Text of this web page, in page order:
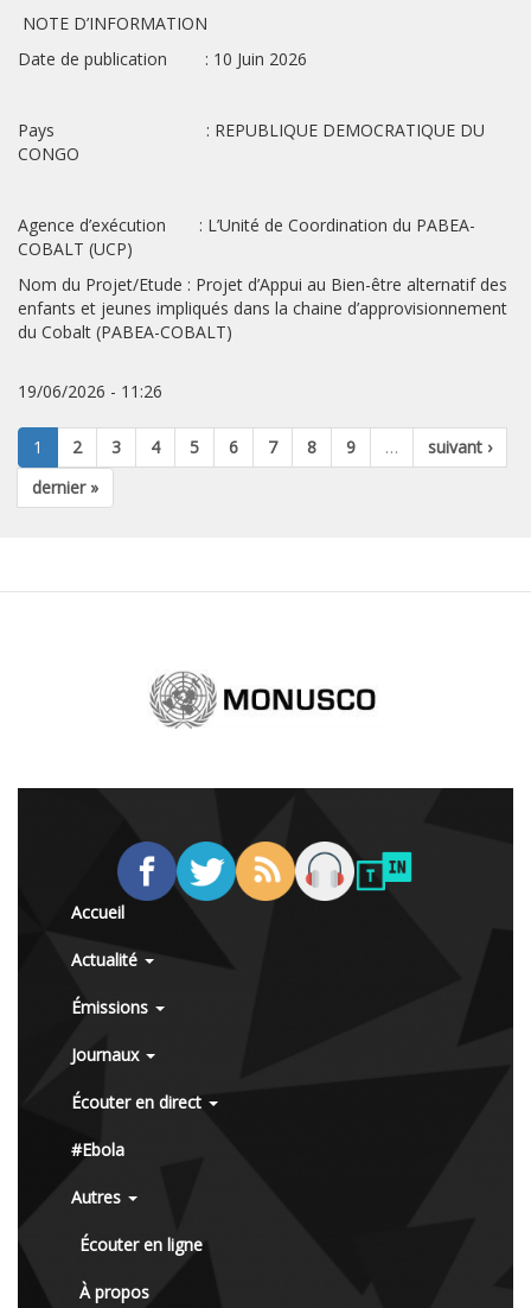
NOTE D’INFORMATION
Date de publication : 10 Juin 2026
Pays : REPUBLIQUE DEMOCRATIQUE DU
CONGO
Agence d’exécution : L’Unité de Coordination du PABEA-
COBALT (UCP)
Nom du Projet/Etude : Projet d’Appui au Bien-être alternatif des
enfants et jeunes impliqués dans la chaine d’approvisionnement
du Cobalt (PABEA-COBALT)
19/06/2026 - 11:26
1 2 3 4 5 6 7 8 9 …
suivant ›
dernier »
Accueil
Actualité
Émissions
Journaux
Écouter en direct
#Ebola
Autres
Écouter en ligne
À propos